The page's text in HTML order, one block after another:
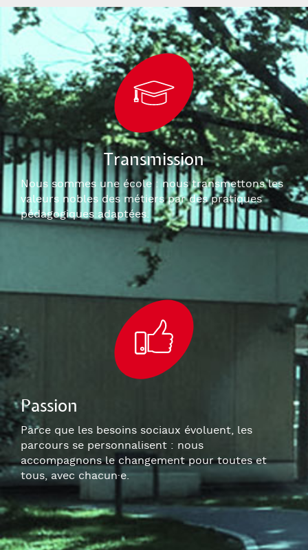
Transmission
Nous sommes une école : nous transmettons les
valeurs nobles des métiers par des pratiques
pédagogiques adaptées.
Passion
Parce que les besoins sociaux évoluent, les
parcours se personnalisent : nous
accompagnons le changement pour toutes et
tous, avec chacun·e.